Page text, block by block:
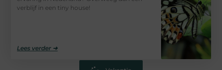
verblijf in een tiny house!
Lees verder ➜